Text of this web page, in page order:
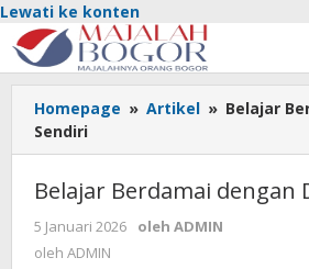
Lewati ke konten
Homepage » Artikel » Belajar
Sendiri
Belajar Berdamai dengan
5 Januari 2026 oleh ADMIN
oleh ADMIN